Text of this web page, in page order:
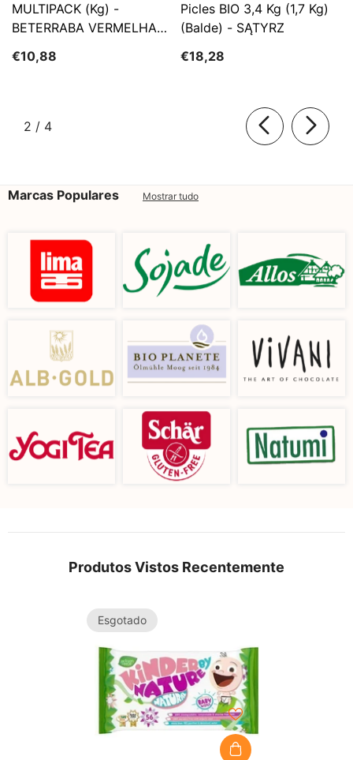
MULTIPACK (kg) -
BETERRABA VERMELHA
Kg)
€10,88
Picles BIO 3,4 Kg (1,7 Kg)
(Balde) - SĄTYRZ
€18,28
2 / de
4
Marcas Populares Mostrar tudo
Produtos Vistos Recentemente
Esgotado